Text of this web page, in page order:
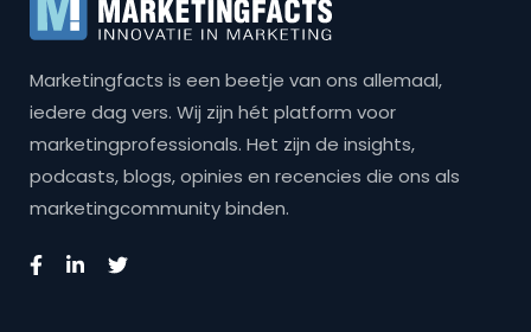
Marketingfacts is een beetje van ons allemaal,
iedere dag vers. Wij zijn hét platform voor
marketingprofessionals. Het zijn de insights,
podcasts, blogs, opinies en recencies die ons als
marketingcommunity binden.